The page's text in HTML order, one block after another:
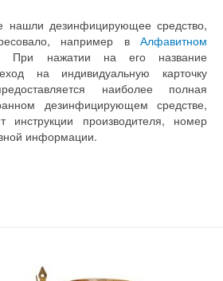
нашли дезинфицирующее средство,
например в Алфавитном
При нажатии на его название
на индивидуальную карточку
наиболее полная
дезинфицирующем средстве,
инструкции производителя, номер
информации.